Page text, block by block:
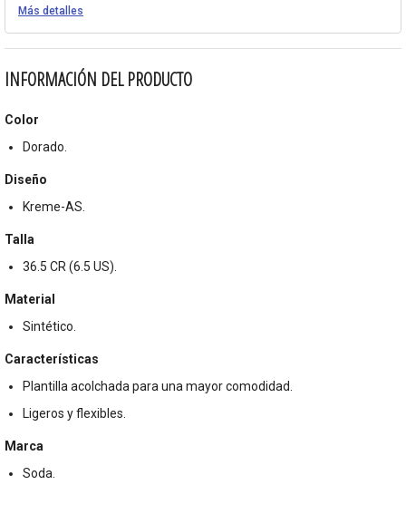
Más detalles
INFORMACIÓN DEL PRODUCTO
Color
Dorado.
Diseño
Kreme-AS.
Talla
36.5 CR (6.5 US).
Material
Sintético.
Características
Plantilla acolchada para una mayor comodidad.
Ligeros y flexibles.
Marca
Soda.